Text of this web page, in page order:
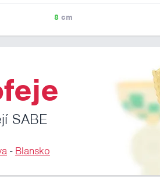
8 cm
SABE
- Blansko